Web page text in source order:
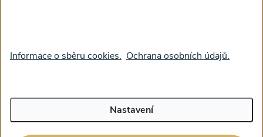
Informace o sběru cookies. Ochrana osobních údajů.
Nastavení